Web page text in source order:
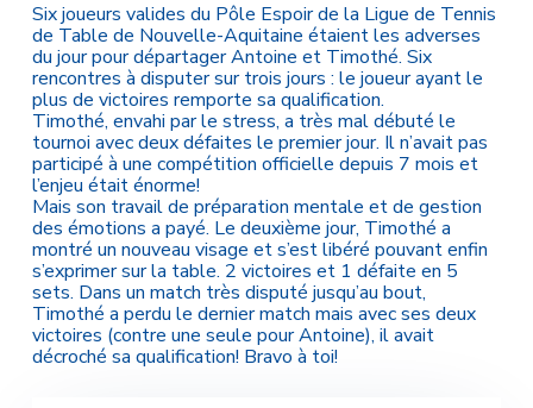
Six joueurs valides du Pôle Espoir de la Ligue de Tennis
de Table de Nouvelle-Aquitaine étaient les adverses
du jour pour départager Antoine et Timothé. Six
rencontres à disputer sur trois jours : le joueur ayant le
plus de victoires remporte sa qualification.
Timothé, envahi par le stress, a très mal débuté le
tournoi avec deux défaites le premier jour. Il n’avait pas
participé à une compétition officielle depuis 7 mois et
l’enjeu était énorme!
Mais son travail de préparation mentale et de gestion
des émotions a payé. Le deuxième jour, Timothé a
montré un nouveau visage et s’est libéré pouvant enfin
s’exprimer sur la table. 2 victoires et 1 défaite en 5
sets. Dans un match très disputé jusqu’au bout,
Timothé a perdu le dernier match mais avec ses deux
victoires (contre une seule pour Antoine), il avait
décroché sa qualification! Bravo à toi!